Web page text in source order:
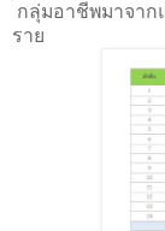
กลุ่มอาชีพมาจาก
ราย